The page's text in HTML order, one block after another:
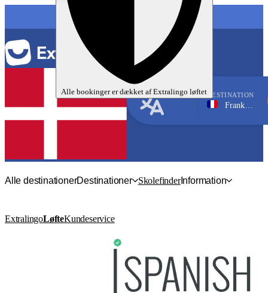
Alle bookinger er dækket afExtralingo løftetDESTINATION
Frankrig, Nice
Alle destinationerDestinationer SkolefinderInformation
ExtralingoLøfteKundeservice